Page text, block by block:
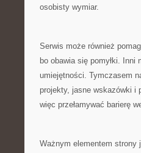
osobisty wymiar.
Serwis może również
bo obawia się pomyłki.
umiejętności. Tymczasem
projekty, jasne wskazówki i
więc przełamywać barierę
Ważnym elementem strony